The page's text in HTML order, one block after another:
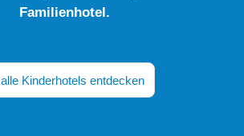
Familienhotel.
alle Kinderhotels entdecken